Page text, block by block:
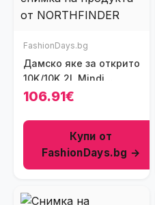
FashionDays.bg
Дамско яке за открито
10K/10K 2L Mindi
grapeblack
106.91€
Купи от
FashionDays.bg →